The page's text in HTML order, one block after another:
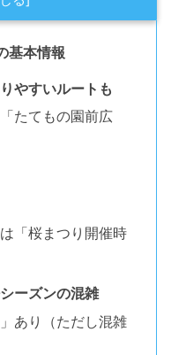
基本情報
やすいルートも
たてもの園前広
「桜まつり開催時
ーズンの混雑
あり（ただし混雑